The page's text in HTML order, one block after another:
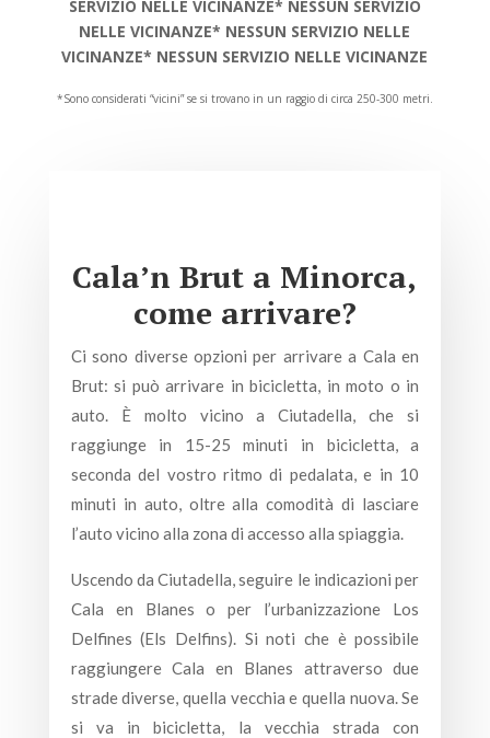
SERVIZIO NELLE VICINANZE* NESSUN SERVIZIO
NELLE VICINANZE* NESSUN SERVIZIO NELLE
VICINANZE* NESSUN SERVIZIO NELLE VICINANZE
*Sono considerati “vicini” se si trovano in un raggio di circa 250-300 metri.
Cala’n Brut a Minorca,
come arrivare?
Ci sono diverse opzioni per arrivare a Cala en
Brut: si può arrivare in bicicletta, in moto o in
auto. È molto vicino a Ciutadella, che si
raggiunge in 15-25 minuti in bicicletta, a
seconda del vostro ritmo di pedalata, e in 10
minuti in auto, oltre alla comodità di lasciare
l’auto vicino alla zona di accesso alla spiaggia.
Uscendo da Ciutadella, seguire le indicazioni per
Cala en Blanes o per l’urbanizzazione Los
Delfines (Els Delfins). Si noti che è possibile
raggiungere Cala en Blanes attraverso due
strade diverse, quella vecchia e quella nuova. Se
si va in bicicletta, la vecchia strada con